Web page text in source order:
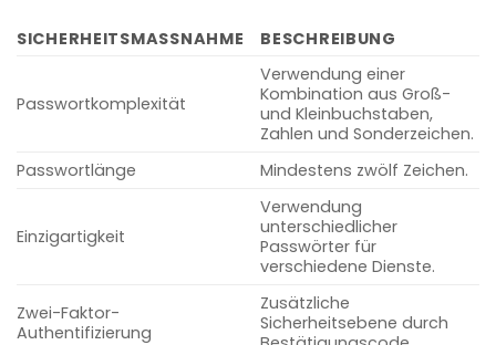
SICHERHEITSMASSNAHME BESCHREIBUNG
Passwortkomplexität
Verwendung einer
Kombination aus Groß-
und Kleinbuchstaben,
Zahlen und Sonderzeichen.
Passwortlänge
Mindestens zwölf Zeichen.
Einzigartigkeit
Verwendung
unterschiedlicher
Passwörter für
verschiedene Dienste.
Zwei-Faktor-
Authentifizierung
Zusätzliche
Sicherheitsebene durch